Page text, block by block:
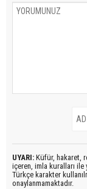
UYARI: Küfür, hakaret,
içeren, imla kuralları ile
Türkçe karakter
onaylanmamaktadır.